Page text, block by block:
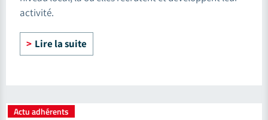
activité.
Lire la suite
Actu adhérents